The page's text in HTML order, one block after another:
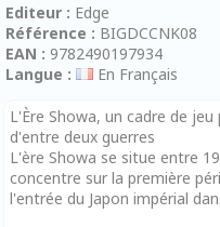
Editeur : Edge
Référence : BIGDCCNK08
EAN : 9782490197934
Langue :
En Français
L'Ère Showa, un cadre de
d'entre deux guerres
L'ère Showa se situe entre
concentre sur la première
l'entrée du Japon impérial